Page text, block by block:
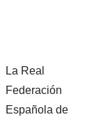
La Real
Federación
Española de